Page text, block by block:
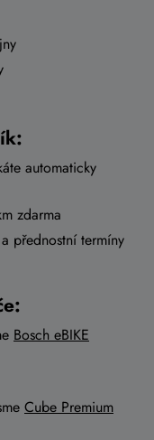
automaticky
zdarma
přednostní termíny
Bosch eBIKE
Cube Premium